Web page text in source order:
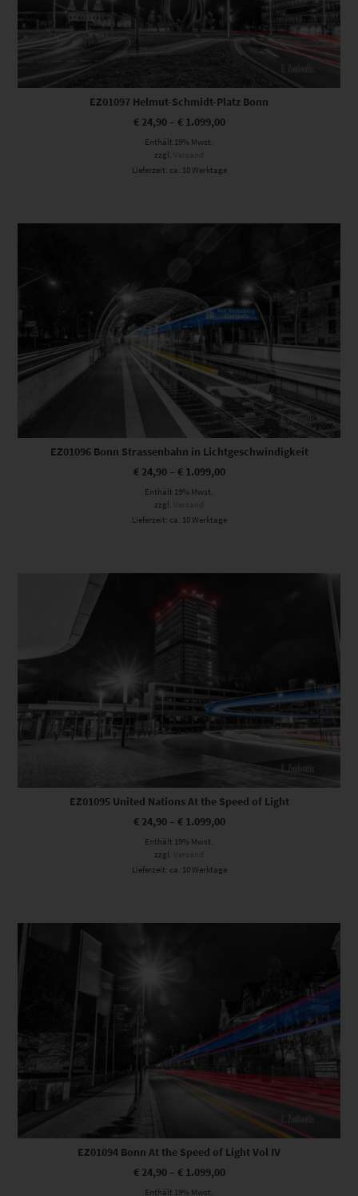
EZ01097 Helmut-Schmidt-Platz Bonn
€24,90– €1.099,00
Enthält 19% Mwst.
zzgl.
Versand
Lieferzeit: ca. 10 Werktage
Dieses Produkt weist mehrere Varianten auf. Die Optionen können auf der Produktseite gewählt werden
EZ01096 Bonn Strassenbahn in Lichtgeschwindigkeit
€24,90– €1.099,00
Enthält 19% Mwst.
zzgl. Versand
Lieferzeit: ca. 10 Werktage
Dieses Produkt weist mehrere Varianten auf. Die Optionen können auf der Produktseite gewählt werden
EZ01095 United Nations At the Speed of Light
€24,90– €1.099,00
Enthält 19% Mwst.
zzgl. Versand
Lieferzeit: ca. 10 Werktage
Dieses Produkt weist mehrere Varianten auf. Die Optionen können auf der Produktseite gewählt werden
EZ01094 Bonn At the Speed of Light Vol IV
€24,90– €1.099,00
Enthält 19% Mwst.